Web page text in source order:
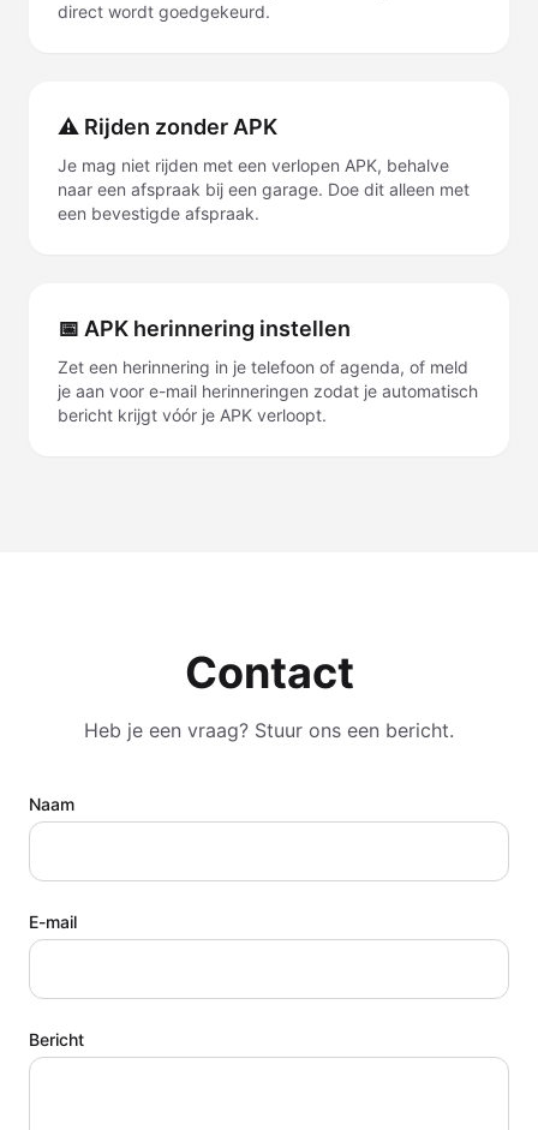
direct wordt goedgekeurd.
⚠ Rijden zonder APK
Je mag niet rijden met een verlopen APK, behalve
naar een afspraak bij een garage. Doe dit alleen met
een bevestigde afspraak.
📅 APK herinnering instellen
Zet een herinnering in je telefoon of agenda, of meld
je aan voor e-mail herinneringen zodat je automatisch
bericht krijgt vóór je APK verloopt.
Contact
Heb je een vraag? Stuur ons een bericht.
Naam
E-mail
Bericht